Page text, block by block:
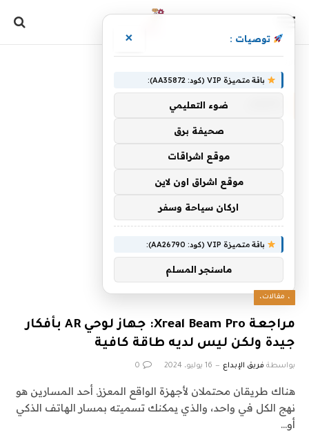
، مقالات،
مراجعة Xreal Beam Pro: جهاز لوحي AR بأفكار
جيدة ولكن ليس لديه طاقة كافية
بواسطة فريق الإبداع 16 يوليو، 2024 0
هناك طريقان محتملان لأجهزة الواقع المعزز. أحد المسارين هو
نهج الكل في واحد، والذي يمكنك تسميته بمسار الهاتف الذكي
أو…
توصيات : ×
باقة متميزة VIP (كود: AA35872):
ضوء التعليمي
صحيفة برق
موقع اشراقات
موقع اشراق اون لاين
اركان سياحة وسفر
باقة متميزة VIP (كود: AA26790):
ماسنجر المسلم